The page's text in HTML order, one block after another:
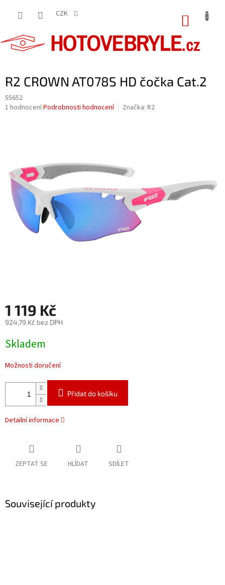
CZK
R2 CROWN AT078S HD čočka Cat.2
55652
Průměrné
hvězdiček.
1 hodnoceníPodrobnosti hodnocení Značka: R2
1 119 Kč
924,79 Kč bez DPH
cena:
Skladem
Možnosti doručení
Přidat do košíku
Detailní informace
ZEPTAT SE HLÍDAT SDÍLET
Související produkty